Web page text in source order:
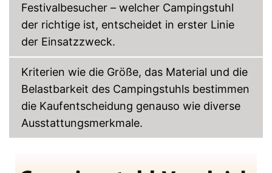
Festivalbesucher – welcher Campingstuhl
der richtige ist, entscheidet in erster Linie
der Einsatzzweck.
Kriterien wie die Größe, das Material und die
Belastbarkeit des Campingstuhls bestimmen
die Kaufentscheidung genauso wie diverse
Ausstattungsmerkmale.